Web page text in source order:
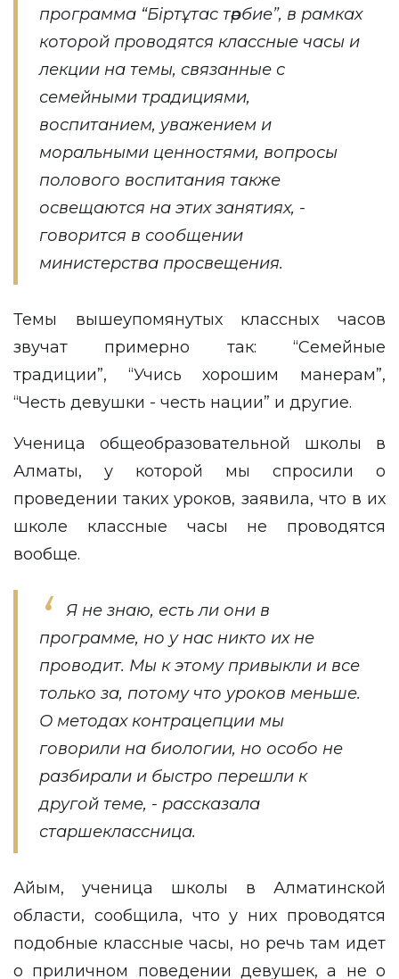
программа “Біртұтас тәрбие”, в рамках
которой проводятся классные часы и
лекции на темы, связанные с
семейными традициями,
воспитанием, уважением и
моральными ценностями, вопросы
полового воспитания также
освещаются на этих занятиях, -
говорится в сообщении
министерства просвещения.
Темы вышеупомянутых классных часов
звучат примерно так: “Семейные
традиции”, “Учись хорошим манерам”,
“Честь девушки - честь нации” и другие.
Ученица общеобразовательной школы в
Алматы, у которой мы спросили о
проведении таких уроков, заявила, что в их
школе классные часы не проводятся
вообще.
Я не знаю, есть ли они в
программе, но у нас никто их не
проводит. Мы к этому привыкли и все
только за, потому что уроков меньше.
О методах контрацепции мы
говорили на биологии, но особо не
разбирали и быстро перешли к
другой теме, - рассказала
старшеклассница.
Айым, ученица школы в Алматинской
области, сообщила, что у них проводятся
подобные классные часы, но речь там идет
о приличном поведении девушек, а не о